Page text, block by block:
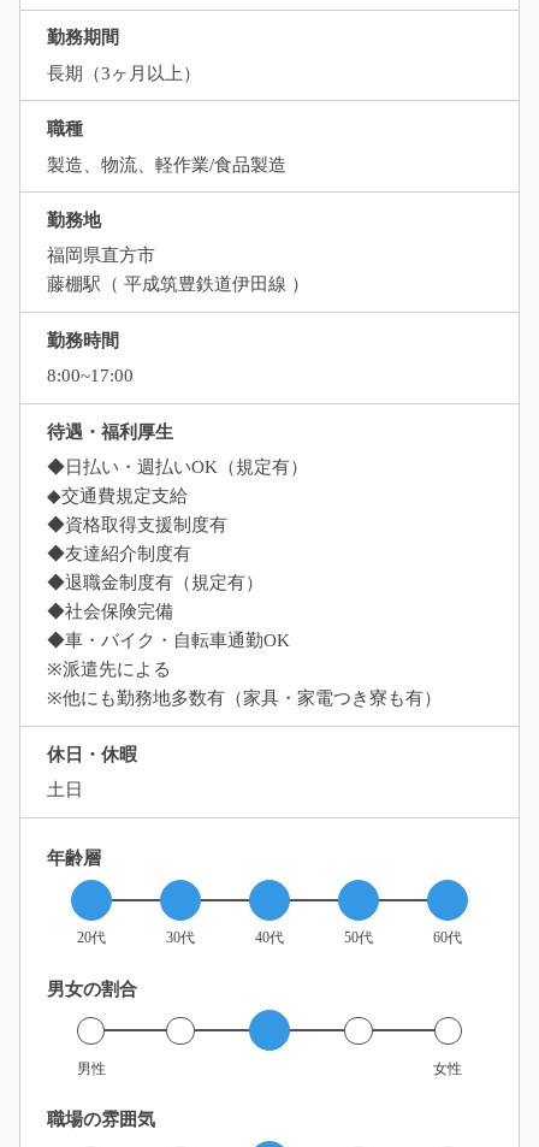
勤務期間
長期（3ヶ月以上）
職種
製造、物流、軽作業/食品製造
勤務地
福岡県直方市
藤棚駅（ 平成筑豊鉄道伊田線 ）
勤務時間
8:00~17:00
待遇・福利厚生
◆日払い・週払いOK（規定有）
◆交通費規定支給
◆資格取得支援制度有
◆友達紹介制度有
◆退職金制度有（規定有）
◆社会保険完備
◆車・バイク・自転車通勤OK
※派遣先による
※他にも勤務地多数有（家具・家電つき寮も有）
休日・休暇
土日
年齢層
20代 30代 40代 50代 60代
男女の割合
男性 女性
職場の雰囲気